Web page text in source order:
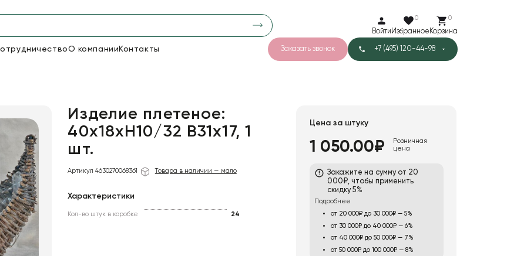
Войти
0
Избранное
0
Корзина
О компании Контакты Заказать звонок +7 (495) 120-44-98
Изделие плетеное:
40x18xH10/32 B31x17, 1
шт.
Артикул 4630270068361 Товара в наличии — мало
Характеристики
Кол-во штук в коробке 24
Цена за штуку
1 050.00₽
Розничная
цена
Закажите на сумму от 20
000₽, чтобы применить
скидку 5%
Подробнее
от 20 000₽ до 30 000₽ — 5%
от 30 000₽ до 40 000₽ — 6%
от 40 000₽ до 50 000₽ — 7%
от 50 000₽ до 100 000₽ — 8%